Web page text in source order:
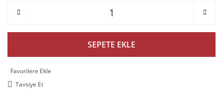
SEPETE EKLE
Tavsiye Et